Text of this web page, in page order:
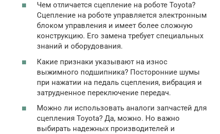
Чем отличается сцепление на роботе Toyota?
Сцепление на роботе управляется электронным
блоком управления и имеет более сложную
конструкцию. Его замена требует специальных
знаний и оборудования.
Какие признаки указывают на износ
выжимного подшипника? Посторонние шумы
при нажатии на педаль сцепления, вибрация и
затрудненное переключение передач.
Можно ли использовать аналоги запчастей для
сцепления Toyota? Да, можно. Но важно
выбирать надежных производителей и